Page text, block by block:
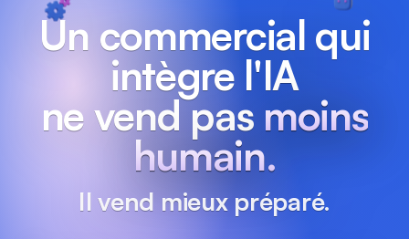
Un commercial qui
intègre l'IA
ne vend pas moins
humain.
Il vend mieux préparé.